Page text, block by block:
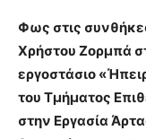
Φως στις
Χρήστου Ζορμπά
εργοστάσιο
του Τμήματος
στην Εργασία